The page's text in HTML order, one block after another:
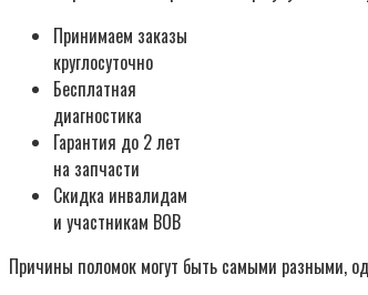
Принимаем заказы
круглосуточно
Бесплатная
диагностика
Гарантия до 2 лет
на запчасти
Скидка инвалидам
и участникам ВОВ
Причины поломок могут быть самыми разными,